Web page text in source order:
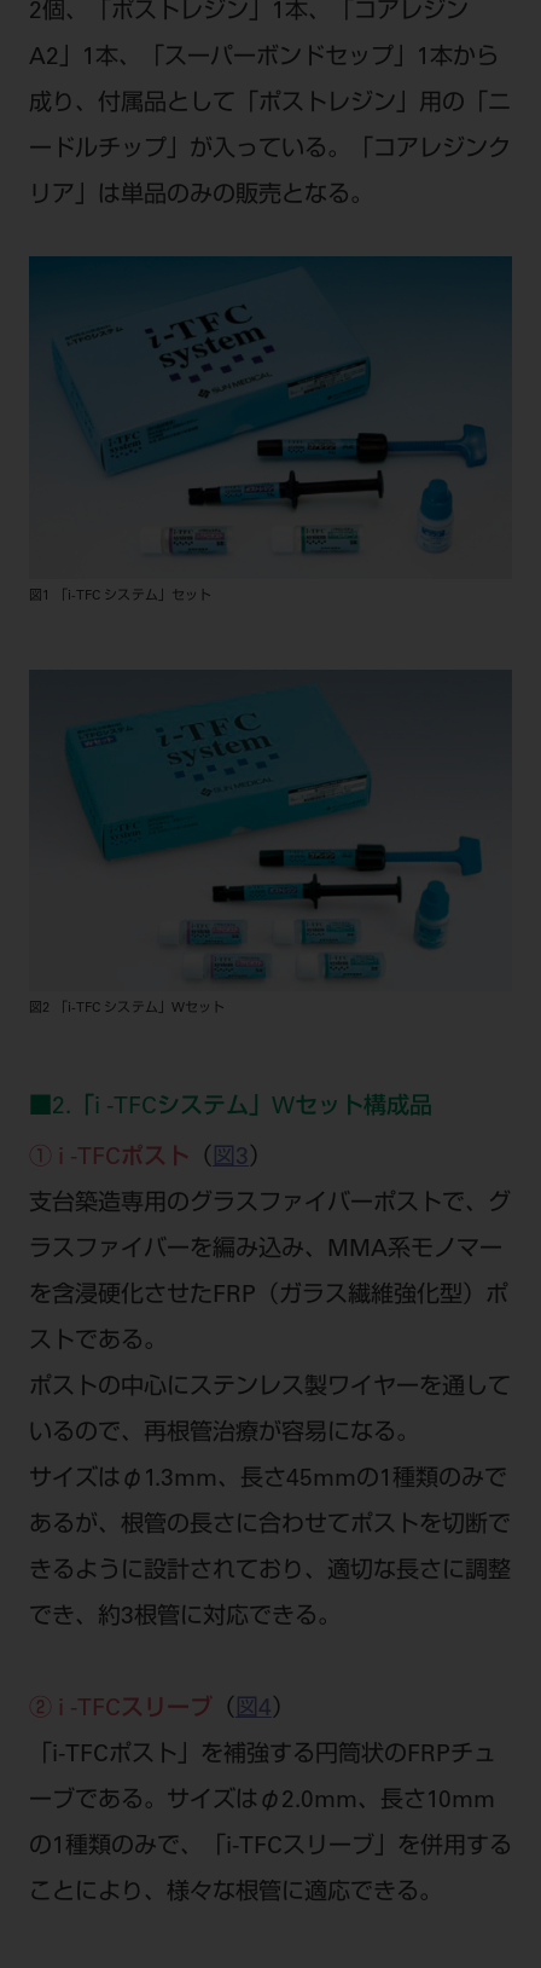
2個、「ポストレジン」1本、「コアレジン
A2」1本、「スーパーボンドセップ」1本から
成り、付属品として「ポストレジン」用の「ニ
ードルチップ」が入っている。「コアレジンク
リア」は単品のみの販売となる。
図1 「i-TFC システム」セット
図2 「i-TFC システム」Wセット
■2.「i -TFCシステム」Wセット構成品
① i -TFCポスト （ 図3 ）
支台築造専用のグラスファイバーポストで、グ
ラスファイバーを編み込み、MMA系モノマー
を含浸硬化させたFRP（ガラス繊維強化型）ポ
ストである。
ポストの中心にステンレス製ワイヤーを通して
いるので、再根管治療が容易になる。
サイズはφ1.3mm、長さ45mmの1種類のみで
あるが、根管の長さに合わせてポストを切断で
きるように設計されており、適切な長さに調整
でき、約3根管に対応できる。
② i -TFCスリーブ （ 図4 ）
「i-TFCポスト」を補強する円筒状のFRPチュ
ーブである。サイズはφ2.0mm、長さ10mm
の1種類のみで、「i-TFCスリーブ」を併用する
ことにより、様々な根管に適応できる。